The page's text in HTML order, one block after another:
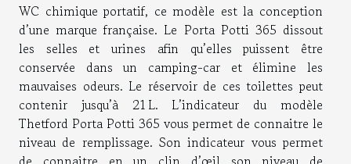
WC chimique portatif, ce modèle est la conception
d’une marque française. Le Porta Potti 365 dissout
les selles et urines afin qu’elles puissent être
conservée dans un camping-car et élimine les
mauvaises odeurs. Le réservoir de ces toilettes peut
contenir jusqu’à 21 L. L’indicateur du modèle
Thetford Porta Potti 365 vous permet de connaitre le
niveau de remplissage. Son indicateur vous permet